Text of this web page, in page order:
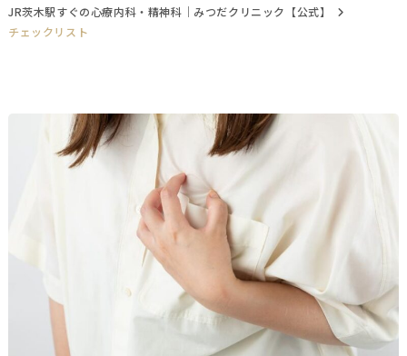
JR茨木駅すぐの心療内科・精神科｜みつだクリニック【公式】
チェックリスト